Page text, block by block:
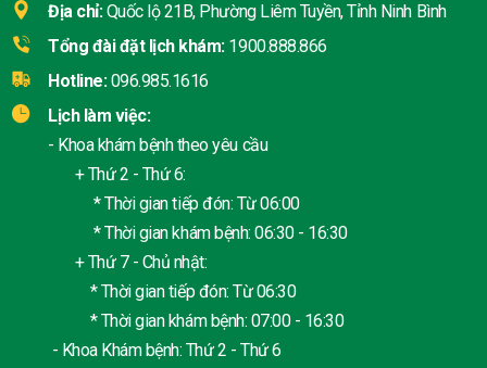
Địa chỉ: Quốc lộ 21B, Phường Liêm Tuyền, Tỉnh Ninh Bình
Tổng đài đặt lịch khám: 1900.888.866
Hotline: 096.985.1616
Lịch làm việc:
- Khoa khám bệnh theo yêu cầu
+ Thứ 2 - Thứ 6:
* Thời gian tiếp đón: Từ 06:00
* Thời gian khám bệnh: 06:30 - 16:30
+ Thứ 7 - Chủ nhật:
* Thời gian tiếp đón: Từ 06:30
* Thời gian khám bệnh: 07:00 - 16:30
- Khoa Khám bệnh: Thứ 2 - Thứ 6